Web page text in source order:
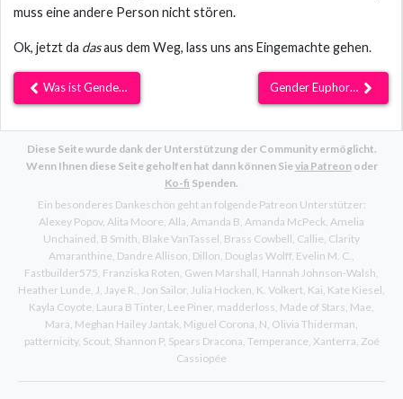
muss eine andere Person nicht stören.
Ok, jetzt da dasaus dem Weg, lass uns ans Eingemachte gehen.
Was ist Gender? Gender Euphorie
Diese Seite wurde dank der Unterstützung der Community ermöglicht.
Wenn Ihnen diese Seite geholfen hat dann können Sievia Patreonoder
Ko-fi Spenden.
Ein besonderes Dankeschön geht an folgende Patreon Unterstützer:
Alexey Popov Alita Moore Alla Amanda B Amanda McPeck Amelia
Unchained B Smith Blake VanTassel Brass Cowbell Callie Clarity
Amaranthine Dandre Allison Dillon Douglas Wolff Evelin M. C.
Fastbuilder575 Franziska Roten Gwen Marshall Hannah Johnson-Walsh
Heather Lunde J Jaye R. Jon Sailor Julia Hocken K. Volkert Kai Kate Kiesel
Kayla Coyote Laura B Tinter Lee Piner madderloss Made of Stars Mae
Mara Meghan Hailey Jantak Miguel Corona N Olivia Thiderman
patternicity Scout Shannon P Spears Dracona Temperance Xanterra Zoé
Cassiopée